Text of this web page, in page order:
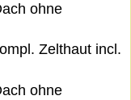
ohne
Zelthaut incl.
ohne